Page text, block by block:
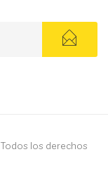
. Todos los derechos